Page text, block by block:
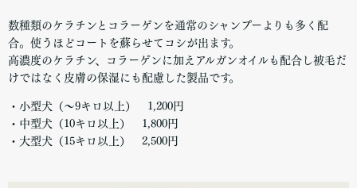
数種類のケラチンとコラーゲンを通常のシャンプーよりも多く配
合。使うほどコートを蘇らせてコシが出ます。
高濃度のケラチン、コラーゲンに加えアルガンオイルも配合し被毛だ
けではなく皮膚の保湿にも配慮した製品です。
・小型犬（～9キロ以上） 1,200円
・中型犬（10キロ以上） 1,800円
・大型犬（15キロ以上） 2,500円